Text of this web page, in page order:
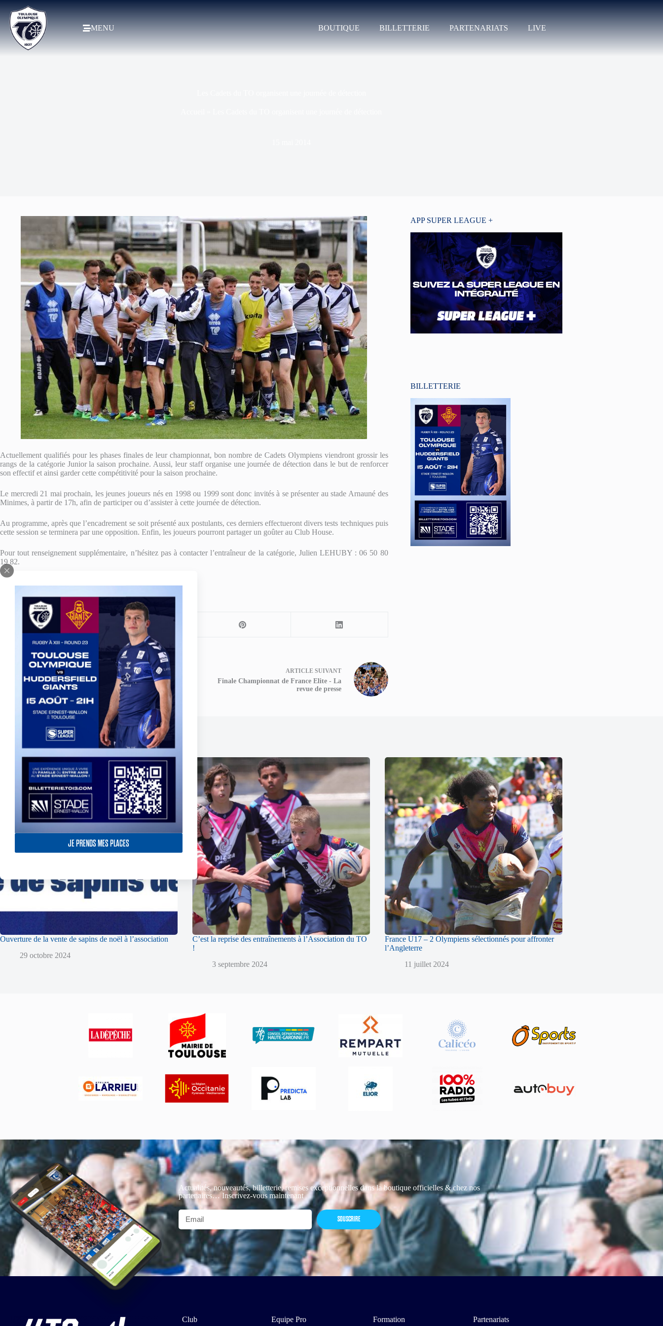
JE PRENDS MES PLACES
MENU BOUTIQUE BILLETTERIE PARTENARIATS LIVE
Actuellement qualifiés pour les phases finales de leur championnat, bon nombre de Cadets Olympiens viendront grossir les
rangs de la catégorie Junior la saison prochaine. Aussi, leur staff organise une journée de détection dans le but de renforcer
son effectif et ainsi garder cette compétitivité pour la saison prochaine.
Le mercredi 21 mai prochain, les jeunes joueurs nés en 1998 ou 1999 sont donc invités à se présenter au stade Arnauné des
Minimes, à partir de 17h, afin de participer ou d’assister à cette journée de détection.
Au programme, après que l’encadrement se soit présenté aux postulants, ces derniers effectueront divers tests techniques puis
cette session se terminera par une opposition. Enfin, les joueurs pourront partager un goûter au Club House.
Pour tout renseignement supplémentaire, n’hésitez pas à contacter l’entraîneur de la catégorie, Julien LEHUBY : 06 50 80
19 82.
Partagez votre amour
ARTICLE
Résumé vidéo de la finale de Championnat
Elite - Lézignan vs TO XIII
ARTICLESUIVANT
Finale Championnat de France Elite - La
revue de presse
APP SUPER LEAGUE +
BILLETTERIE
Ouverture de la vente de sapins de noël à l’association
29 octobre 2024
C’est la reprise des entraînements à l’Association du TO
!
3 septembre 2024
France U17 – 2 Olympiens sélectionnés pour affronter
l’Angleterre
11 juillet 2024
Actualités, nouveautés, billetterie, remises exceptionnelles dans la boutique officielles & chez nos
partenaires… Inscrivez-vous maintenant
SOUSCRIRE
Club Equipe Pro Formation Partenariats